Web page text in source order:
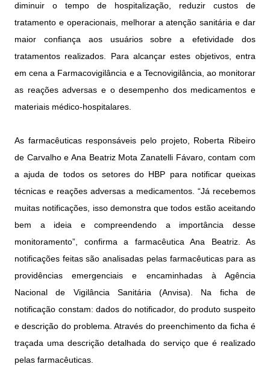
diminuir o tempo de hospitalização, reduzir custos de
tratamento e operacionais, melhorar a atenção sanitária e dar
maior confiança aos usuários sobre a efetividade dos
tratamentos realizados. Para alcançar estes objetivos, entra
em cena a Farmacovigilância e a Tecnovigilância, ao monitorar
as reações adversas e o desempenho dos medicamentos e
materiais médico-hospitalares.
As farmacêuticas responsáveis pelo projeto, Roberta Ribeiro
de Carvalho e Ana Beatriz Mota Zanatelli Fávaro, contam com
a ajuda de todos os setores do HBP para notificar queixas
técnicas e reações adversas a medicamentos. “Já recebemos
muitas notificações, isso demonstra que todos estão aceitando
bem a ideia e compreendendo a importância desse
monitoramento”, confirma a farmacêutica Ana Beatriz. As
notificações feitas são analisadas pelas farmacêuticas para as
providências emergenciais e encaminhadas à Agência
Nacional de Vigilância Sanitária (Anvisa). Na ficha de
notificação constam: dados do notificador, do produto suspeito
e descrição do problema. Através do preenchimento da ficha é
traçada uma descrição detalhada do serviço que é realizado
pelas farmacêuticas.